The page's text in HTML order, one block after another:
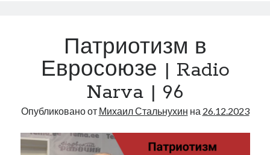
Radio
|
97
Патриотизм в
Евросоюзе | Radio
Narva | 96
Опубликовано от Михаил Стальнухин на 26.12.2023